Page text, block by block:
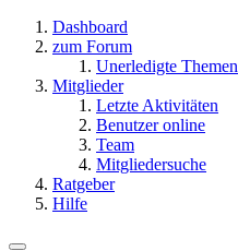
Dashboard
zum Forum
Unerledigte Themen
Mitglieder
Letzte Aktivitäten
Benutzer online
Team
Mitgliedersuche
Ratgeber
Hilfe